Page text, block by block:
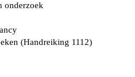
onderzoek
(Handreiking 1112)